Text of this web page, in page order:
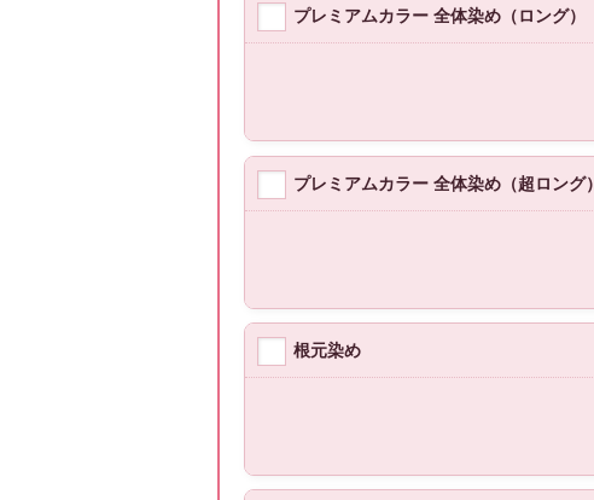
プレミアムカラー 全体染め（ロング）
プレミアムカラー 全体染め（超ロング）
根元染め